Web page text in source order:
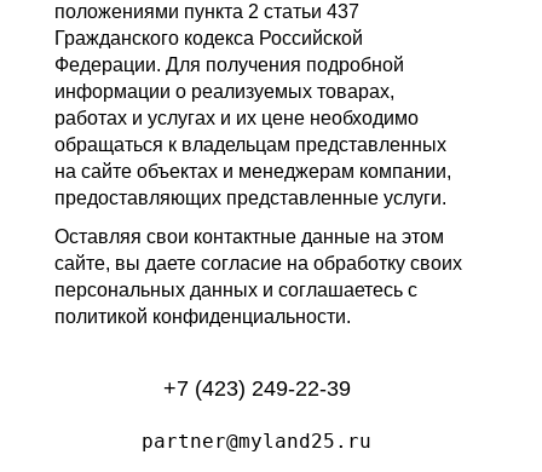
положениями пункта 2 статьи 437
Гражданского кодекса Российской
Федерации. Для получения подробной
информации о реализуемых товарах,
работах и услугах и их цене необходимо
обращаться к владельцам представленных
на сайте объектах и менеджерам компании,
предоставляющих представленные услуги.
Оставляя свои контактные данные на этом
сайте, вы даете согласие на обработку своих
персональных данных и соглашаетесь с
политикой конфиденциальности.
+7 (423) 249-22-39
partner@myland25.ru